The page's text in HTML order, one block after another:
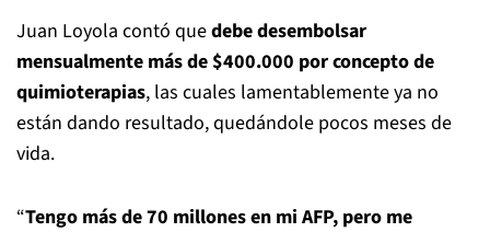
Juan Loyola contó quedebe desembolsar
mensualmente más de $400.000 por concepto de
quimioterapias, las cuales lamentablemente ya no
están dando resultado, quedándole pocos meses de
vida.
“Tengo más de 70 millones en mi AFP, pero me